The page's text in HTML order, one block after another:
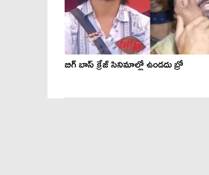
బిగ్ బాస్ క్రేజ్ సినిమాల్లో ఉండదు బ్రో